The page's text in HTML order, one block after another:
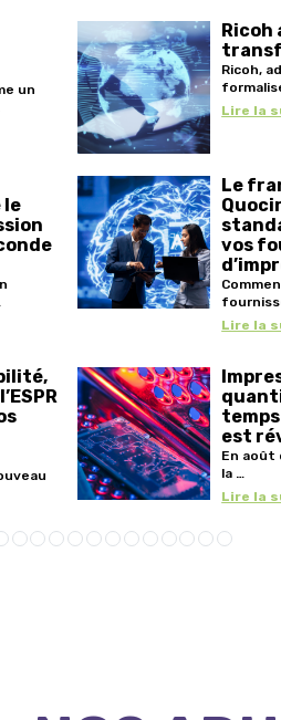
un
Ricoh
Ricoh,
Lire la
le
Le
vos
Lire la
est
En août
la …
Lire la